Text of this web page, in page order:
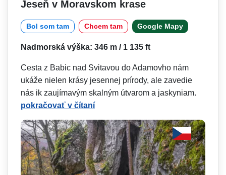
Jeseň v Moravskom krase
Bol som tam Chcem tam Google Mapy
Nadmorská výška: 346 m / 1 135 ft
Cesta z Babic nad Svitavou do Adamovho nám
ukáže nielen krásy jesennej prírody, ale zavedie
nás ik zaujímavým skalným útvarom a jaskyniam.
pokračovať v čítaní